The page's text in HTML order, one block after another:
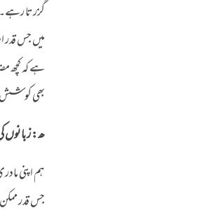
گزرتا
میں جس
ہے کہ کچھ
بھی کوشش
ھ: زبانوں
ہم اپنی
جس قدر